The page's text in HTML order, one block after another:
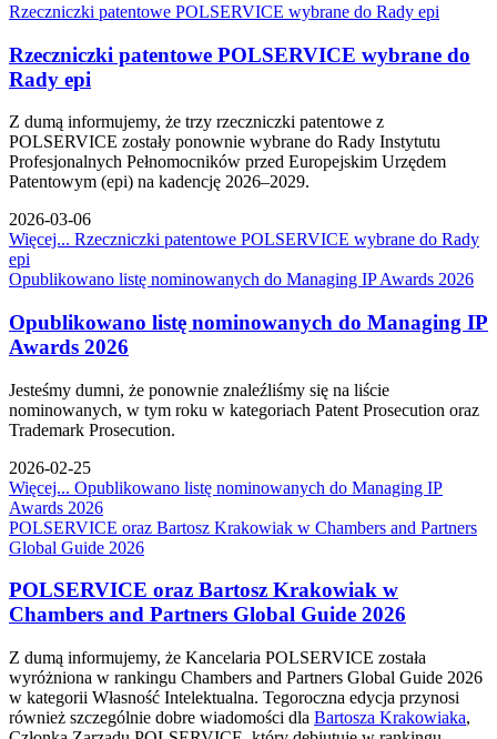
Rzeczniczki patentowe POLSERVICE wybrane do Rady epi
Rzeczniczki patentowe POLSERVICE wybrane do
Rady epi
Z dumą informujemy, że trzy rzeczniczki patentowe z
POLSERVICE zostały ponownie wybrane do Rady Instytutu
Profesjonalnych Pełnomocników przed Europejskim Urzędem
Patentowym (epi) na kadencję 2026–2029.
2026-03-06
Więcej... Rzeczniczki patentowe POLSERVICE wybrane do Rady
epi
Opublikowano listę nominowanych do Managing IP Awards 2026
Opublikowano listę nominowanych do Managing IP
Awards 2026
Jesteśmy dumni, że ponownie znaleźliśmy się na liście
nominowanych, w tym roku w kategoriach Patent Prosecution oraz
Trademark Prosecution.
2026-02-25
Więcej... Opublikowano listę nominowanych do Managing IP
Awards 2026
POLSERVICE oraz Bartosz Krakowiak w Chambers and Partners
Global Guide 2026
POLSERVICE oraz Bartosz Krakowiak w
Chambers and Partners Global Guide 2026
Z dumą informujemy, że Kancelaria POLSERVICE została
wyróżniona w rankingu Chambers and Partners Global Guide 2026
w kategorii Własność Intelektualna. Tegoroczna edycja przynosi
również szczególnie dobre wiadomości dla Bartosza Krakowiaka,